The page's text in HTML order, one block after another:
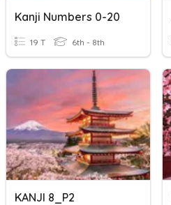
Kanji Numbers 0-20
19 T 6th - 8th
KANJI 8_P2